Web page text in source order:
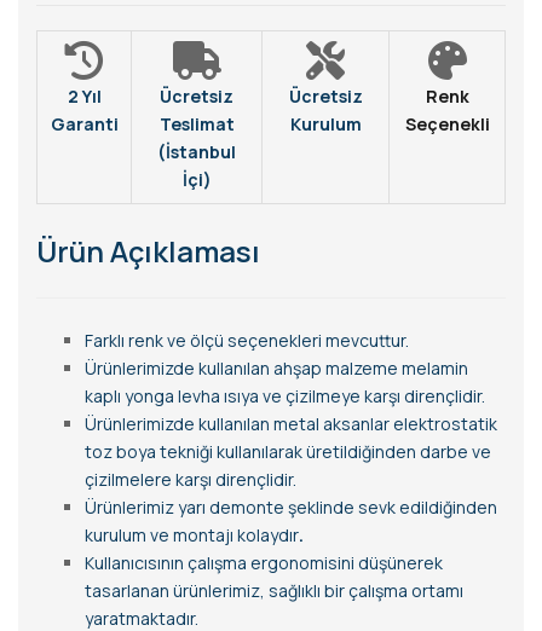
2 Yıl
Garanti
Ücretsiz
Teslimat
(İstanbul
İçi)
Ücretsiz
Kurulum
Renk
Seçenekli
Ürün Açıklaması
Farklı renk ve ölçü seçenekleri mevcuttur.
Ürünlerimizde kullanılan ahşap malzeme melamin
kaplı yonga levha ısıya ve çizilmeye karşı dirençlidir.
Ürünlerimizde kullanılan metal aksanlar elektrostatik
toz boya tekniği kullanılarak üretildiğinden darbe ve
çizilmelere karşı dirençlidir.
Ürünlerimiz yarı demonte şeklinde sevk edildiğinden
kurulum ve montajı kolaydır.
Kullanıcısının çalışma ergonomisini düşünerek
tasarlanan ürünlerimiz, sağlıklı bir çalışma ortamı
yaratmaktadır.